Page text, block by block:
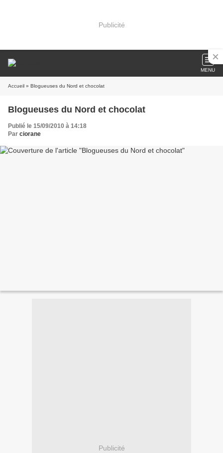
Publicité
MENU
Accueil » Blogueuses du Nord et chocolat
Blogueuses du Nord et chocolat
Publié le 15/09/2010 à 14:18
Par ciorane
Publicité